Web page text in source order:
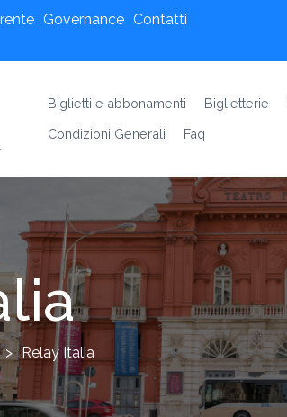
Governance Contatti
Biglietti e abbonamenti Biglietterie
Condizioni Generali
Faq
> Relay Italia